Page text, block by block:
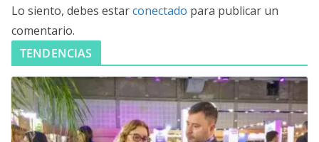
Lo siento, debes estarconectado para publicar un
comentario.
TENDENCIAS